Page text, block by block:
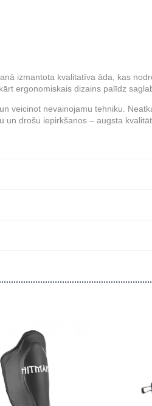
izmantota kvalitatīva āda, kas
ergonomiskais dizains palīdz
veicinot nevainojamu tehniku.
drošu iepirkšanos – augsta